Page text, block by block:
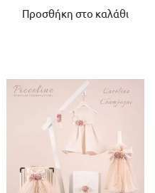
Προσθήκη στο καλάθι